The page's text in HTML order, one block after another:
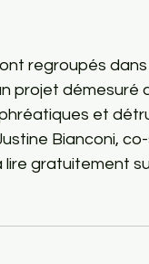
regroupés
projet démesuré
et
Bianconi,
lire gratuitement